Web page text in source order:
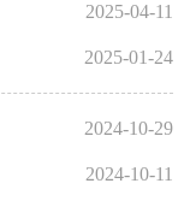
2025-04-11
2025-01-24
2024-10-29
2024-10-11